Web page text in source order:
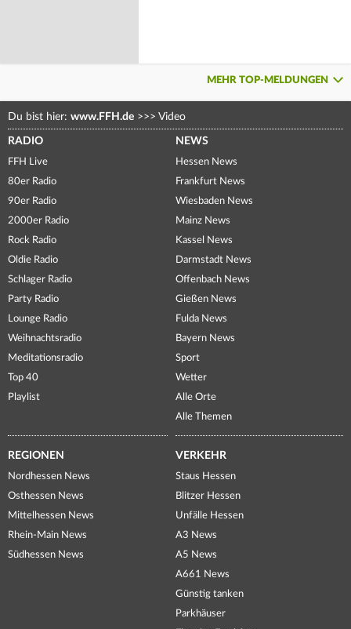
MEHR TOP-MELDUNGEN
Du bist hier: www.FFH.de >>> Video
RADIO
FFH Live
80er Radio
90er Radio
2000er Radio
Rock Radio
Oldie Radio
Schlager Radio
Party Radio
Lounge Radio
Weihnachtsradio
Meditationsradio
Top 40
Playlist
NEWS
Hessen News
Frankfurt News
Wiesbaden News
Mainz News
Kassel News
Darmstadt News
Offenbach News
Gießen News
Fulda News
Bayern News
Sport
Wetter
Alle Orte
Alle Themen
REGIONEN
Nordhessen News
Osthessen News
Mittelhessen News
Rhein-Main News
Südhessen News
VERKEHR
Staus Hessen
Blitzer Hessen
Unfälle Hessen
A3 News
A5 News
A661 News
Günstig tanken
Parkhäuser